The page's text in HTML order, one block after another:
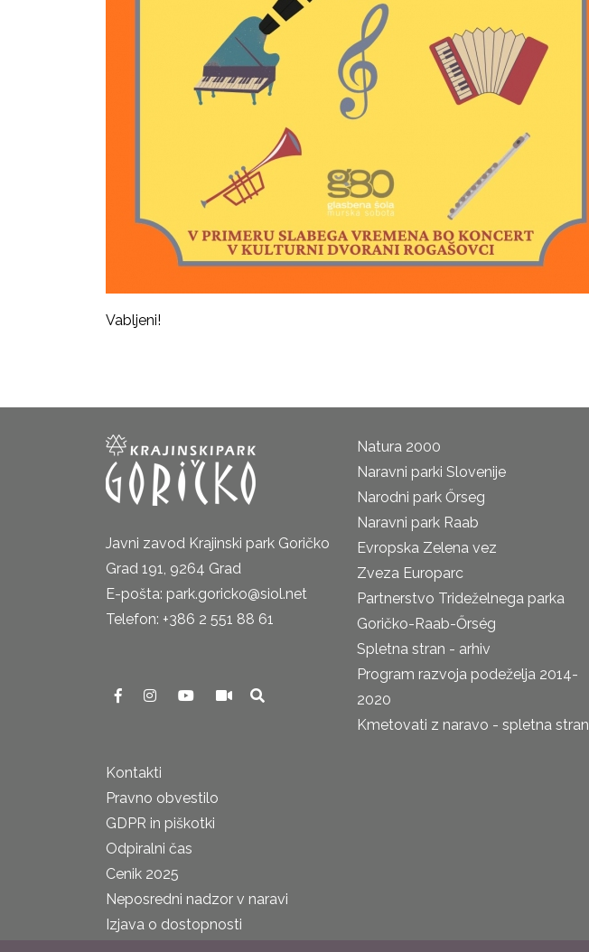
Vabljeni!
Javni zavod Krajinski park Goričko
Grad 191, 9264 Grad
E-pošta: park.goricko@siol.net
Telefon: +386 2 551 88 61
Kontakti
Pravno obvestilo
GDPR in piškotki
Odpiralni čas
Cenik 2025
Neposredni nadzor v naravi
Izjava o dostopnosti
Natura 2000
Naravni parki Slovenije
Narodni park Őrseg
Naravni park Raab
Evropska Zelena vez
Zveza Europarc
Partnerstvo Trideželnega parka
Goričko-Raab-Őrség
Spletna stran - arhiv
Program razvoja podeželja 2014-
2020
Kmetovati z naravo - spletna stran